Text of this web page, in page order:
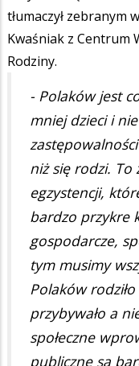
tłumaczył zebranym
Kwaśniak z Centrum
Rodziny.
- Polaków jest
mniej dzieci i
niż się rodzi. To
egzystencji,
bardzo przykre
gospodarcze,
tym musimy
Polaków
przybywało a
społeczne
publiczne są